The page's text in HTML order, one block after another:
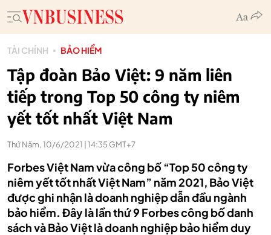
TÀI CHÍNH BẢO HIỂM
Tập đoàn Bảo Việt: 9 năm liên
tiếp trong Top 50 công ty niêm
yết tốt nhất Việt Nam
Thứ Năm, 10/6/2021 | 14:35 GMT+7
Forbes Việt Nam vừa công bố “Top 50 công ty
niêm yết tốt nhất Việt Nam” năm 2021, Bảo Việt
được ghi nhận là doanh nghiệp dẫn đầu ngành
bảo hiểm. Đây là lần thứ 9 Forbes công bố danh
sách và Bảo Việt là doanh nghiệp bảo hiểm duy